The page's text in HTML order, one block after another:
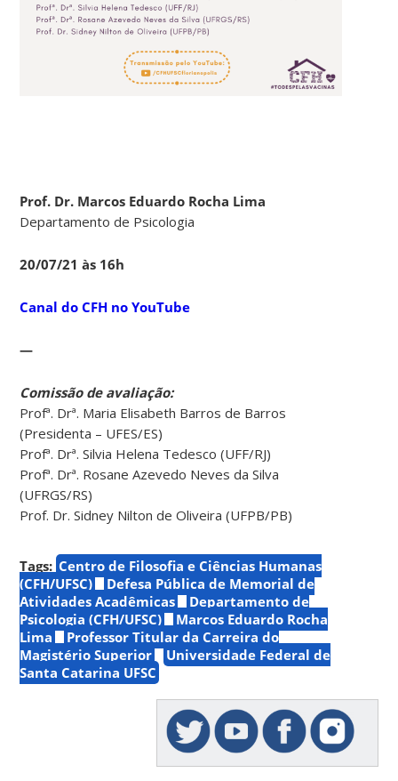
Prof. Dr. Marcos Eduardo Rocha Lima
Departamento de Psicologia
20/07/21 às 16h
Canal do CFH no YouTube
—
Comissão de avaliação:
Profª. Drª. Maria Elisabeth Barros de Barros
(Presidenta – UFES/ES)
Profª. Drª. Silvia Helena Tedesco (UFF/RJ)
Profª. Drª. Rosane Azevedo Neves da Silva
(UFRGS/RS)
Prof. Dr. Sidney Nilton de Oliveira (UFPB/PB)
Tags: Centro de Filosofia e Ciências Humanas
(CFH/UFSC)
Defesa Pública de Memorial de
Atividades Acadêmicas
Departamento de
Psicologia (CFH/UFSC)
Marcos Eduardo Rocha
Lima
Professor Titular da Carreira do
Magistério Superior
Universidade Federal de
Santa Catarina UFSC